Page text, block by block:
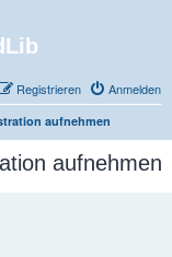
Anmelden
Registrieren
aufnehmen
aufnehmen